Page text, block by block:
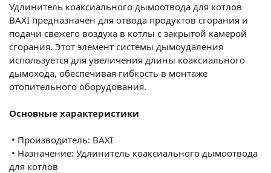
Удлинитель коаксиального дымоотвода для котлов
BAXI предназначен для отвода продуктов сгорания и
подачи свежего воздуха в котлы с закрытой камерой
сгорания. Этот элемент системы дымоудаления
используется для увеличения длины коаксиального
дымохода, обеспечивая гибкость в монтаже
отопительного оборудования.
Основные характеристики
• Производитель: BAXI
• Назначение: Удлинитель коаксиального дымоотвода
для котлов